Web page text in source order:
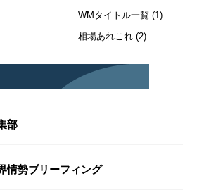
WMタイトル一覧 (1)
相場あれこれ (2)
部
情勢ブリーフィング